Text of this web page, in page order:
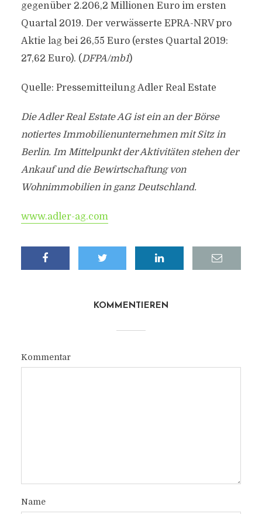
gegenüber 2.206,2 Millionen Euro im ersten
Quartal 2019. Der verwässerte EPRA-NRV pro
Aktie lag bei 26,55 Euro (erstes Quartal 2019:
27,62 Euro). (DFPA/mb1)
Quelle: Pressemitteilung Adler Real Estate
Die Adler Real Estate AG ist ein an der Börse
notiertes Immobilienunternehmen mit Sitz in
Berlin. Im Mittelpunkt der Aktivitäten stehen der
Ankauf und die Bewirtschaftung von
Wohnimmobilien in ganz Deutschland.
www.adler-ag.com
KOMMENTIEREN
Kommentar
Name